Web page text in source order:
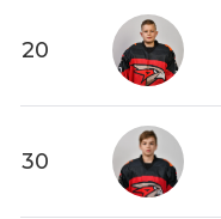
20
30